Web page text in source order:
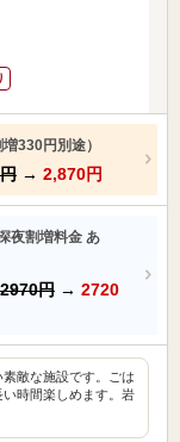
330円別途）
→ 2,870円
夜割増料金 あ
2970円 → 2720
敵な施設です。ごは
時間楽しめます。岩